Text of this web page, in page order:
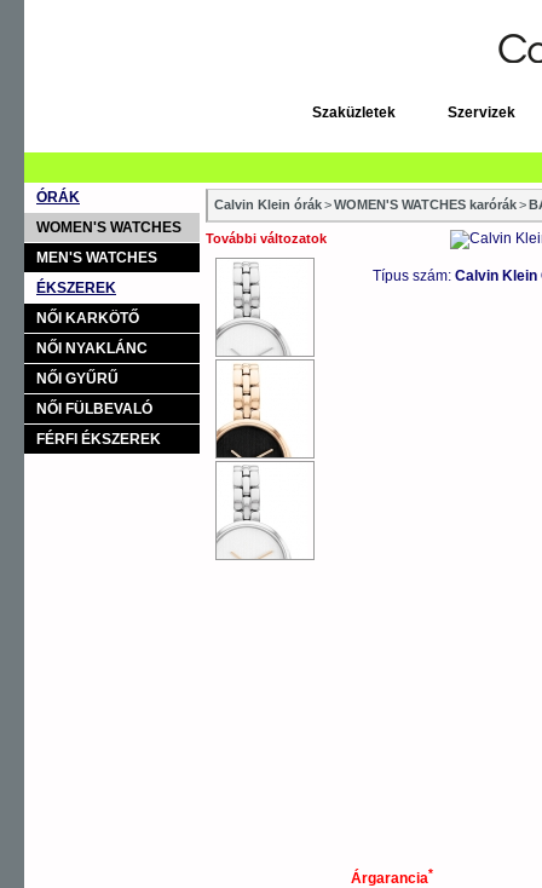
Szaküzletek Szervizek
ÓRÁK
WOMEN'S WATCHES
MEN'S WATCHES
ÉKSZEREK
NŐI KARKÖTŐ
NŐI NYAKLÁNC
NŐI GYŰRŰ
NŐI FÜLBEVALÓ
FÉRFI ÉKSZEREK
Calvin Klein órák>WOMEN'S WATCHES karórák>
További változatok
Típus szám: Calvin Klein
Árgarancia*